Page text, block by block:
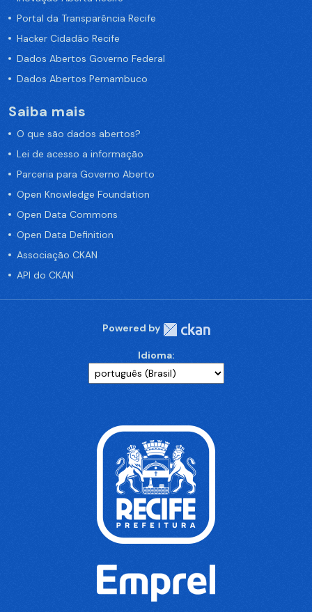
Portal da Transparência Recife
Hacker Cidadão Recife
Dados Abertos Governo Federal
Dados Abertos Pernambuco
Saiba mais
O que são dados abertos?
Lei de acesso a informação
Parceria para Governo Aberto
Open Knowledge Foundation
Open Data Commons
Open Data Definition
Associação CKAN
API do CKAN
Powered by
Idioma